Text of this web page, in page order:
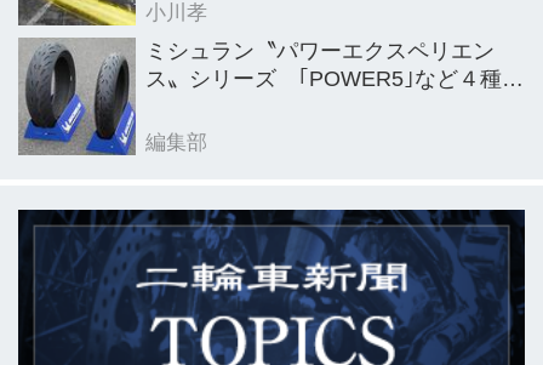
小川孝
ミシュラン〝パワーエクスペリエン
ス〟シリーズ ｢POWER5｣など４種を
編集部